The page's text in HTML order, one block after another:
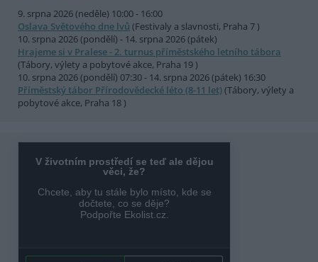
9. srpna 2026 (neděle) 10:00 - 16:00
Oslava Světového dne lvů (Festivaly a slavnosti, Praha 7 )
10. srpna 2026 (pondělí) - 14. srpna 2026 (pátek)
Hrajeme si v Pralese - 2. turnus příměstského letního tábora
(Tábory, výlety a pobytové akce, Praha 19 )
10. srpna 2026 (pondělí) 07:30 - 14. srpna 2026 (pátek) 16:30
Příměstský tábor Přírodovědecké léto (8-11 let)(Tábory, výlety a
pobytové akce, Praha 18 )